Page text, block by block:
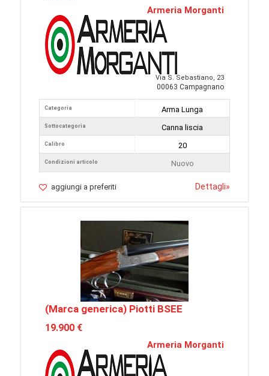
Armeria Morganti
Via S. Sebastiano, 23
00063 Campagnano
Categoria
Sottocategoria
Calibro
Condizioni articolo
Arma Lunga
Canna liscia
20
Nuovo
aggiungi a preferiti Dettagli»
(Marca generica) Piotti BSEE
19.900 €
Armeria Morganti